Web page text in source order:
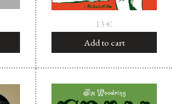
13€
Add to cart